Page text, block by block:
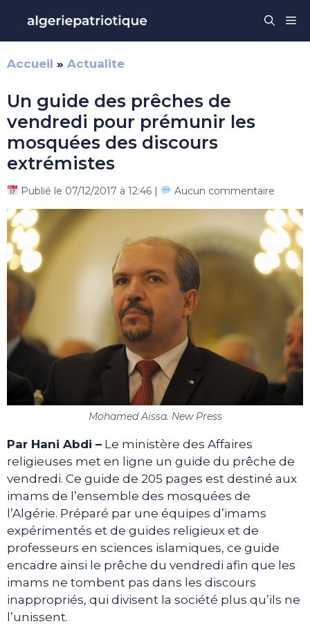
contenu
Accueil » Actualite
Un guide des prêches de
vendredi pour prémunir les
mosquées des discours
extrémistes
Publié le 07/12/2017 à 12:46 | Aucun commentaire
Mohamed Aïssa. New Press
Par Hani Abdi – Le ministère des Affaires
religieuses met en ligne un guide du prêche de
vendredi. Ce guide de 205 pages est destiné aux
imams de l’ensemble des mosquées de
l’Algérie. Préparé par une équipes d’imams
expérimentés et de guides religieux et de
professeurs en sciences islamiques, ce guide
encadre ainsi le prêche du vendredi afin que les
imams ne tombent pas dans les discours
inappropriés, qui divisent la société plus qu’ils ne
l’unissent.